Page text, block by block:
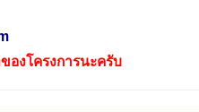
องโครงการนะครับ